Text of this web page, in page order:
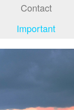
Contact
Important